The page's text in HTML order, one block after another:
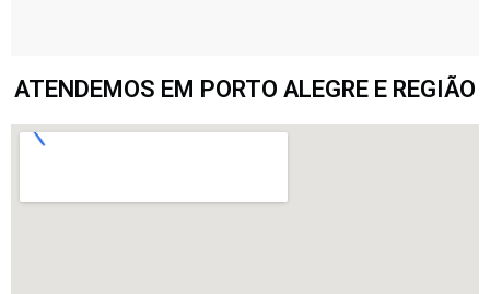
ATENDEMOS EM PORTO ALEGRE E REGIÃO